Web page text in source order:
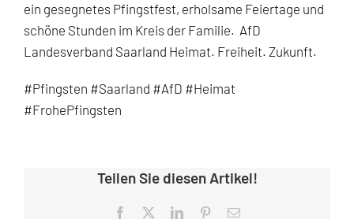
ein gesegnetes Pfingstfest, erholsame Feiertage und
schöne Stunden im Kreis der Familie. AfD
Landesverband Saarland Heimat. Freiheit. Zukunft.
#Pfingsten #Saarland #AfD #Heimat
#FrohePfingsten
Teilen Sie diesen Artikel!
Facebook LinkedInPinterest
E-